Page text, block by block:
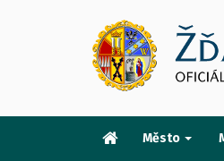
Město